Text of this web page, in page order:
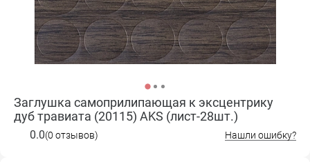
Заглушка самоприлипающая к эксцентрику
дуб травиата (20115) AKS (лист-28шт.)
0.0(0 отзывов) Нашли ошибку?